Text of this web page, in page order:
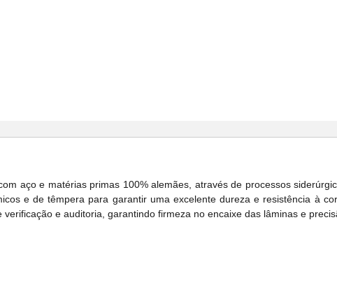
aço e matérias primas 100% alemães, através de processos
e de têmpera para garantir uma excelente dureza e resistência à
e auditoria, garantindo firmeza no encaixe das lâminas e